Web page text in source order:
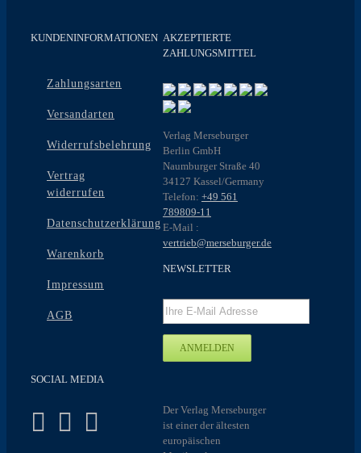
KUNDENINFORMATIONEN
Zahlungsarten
Versandarten
Widerrufsbelehrung
Vertrag
widerrufen
Datenschutzerklärung
Warenkorb
Impressum
AGB
SOCIAL MEDIA
AKZEPTIERTE
ZAHLUNGSMITTEL
Verlag Merseburger
Berlin GmbH
Naumburger Straße 40
34127 Kassel/Germany
Telefon: +49 561
789809-11
E-Mail :
vertrieb@merseburger.de
NEWSLETTER
Der Verlag Merseburger
ist einer der ältesten
europäischen